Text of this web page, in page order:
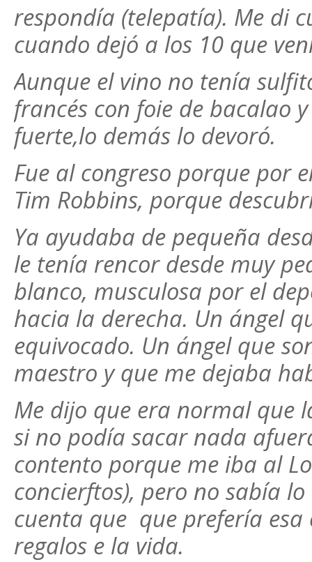
respondía (telepatía). Me di
cuando dejó a los 10 que
Aunque el vino no tenía
francés con foie de bacalao
fuerte,lo demás lo devoró.
Fue al congreso porque por
Tim Robbins, porque
Ya ayudaba de pequeña
le tenía rencor desde muy
blanco, musculosa por el
hacia la derecha. Un ángel
equivocado. Un ángel que
maestro y que me dejaba
Me dijo que era normal que
si no podía sacar nada
contento porque me iba al
concierftos), pero no sabía
cuenta que que prefería
regalos e la vida.